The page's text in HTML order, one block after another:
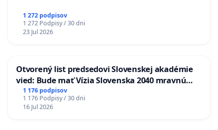
1 272 podpisov
1 272 Podpisy / 30 dni
23 Jul 2026
Otvorený list predsedovi Slovenskej akadémie
vied: Bude mať Vízia Slovenska 2040 mravnú
chrbticu?
1 176 podpisov
1 176 Podpisy / 30 dni
16 Jul 2026